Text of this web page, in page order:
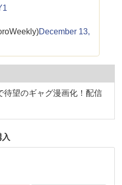
December 13,
待望のギャグ漫画化！配信